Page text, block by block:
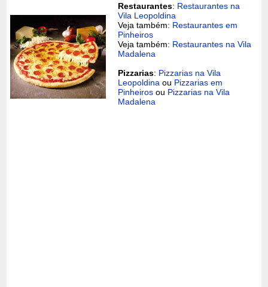
Restaurantes: Restaurantes na
Vila Leopoldina
Veja também: Restaurantes em
Pinheiros
Veja também: Restaurantes na Vila
Madalena
Pizzarias: Pizzarias na Vila
Leopoldina ou Pizzarias em
Pinheiros ou Pizzarias na Vila
Madalena